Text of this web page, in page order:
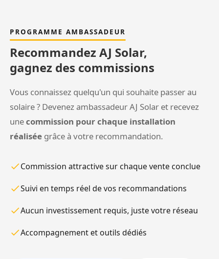
PROGRAMME AMBASSADEUR
Recommandez AJ Solar,
gagnez des commissions
Vous connaissez quelqu'un qui souhaite passer au
solaire ? Devenez ambassadeur AJ Solar et recevez
unecommission pour chaque installation
réalisée grâce à votre recommandation.
Commission attractive sur chaque vente conclue
Suivi en temps réel de vos recommandations
Aucun investissement requis, juste votre réseau
Accompagnement et outils dédiés